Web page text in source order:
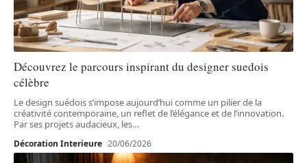
Découvrez le parcours inspirant du designer suedois
célèbre
Le design suédois s’impose aujourd’hui comme un pilier de la
créativité contemporaine, un reflet de l’élégance et de l’innovation.
Par ses projets audacieux, les…
Décoration Interieure 20/06/2026